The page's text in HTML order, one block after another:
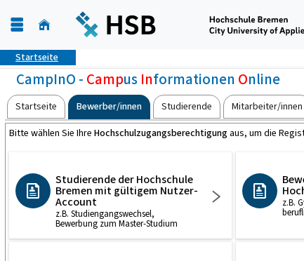
Startseite
CampInO - Campus Informationen Online
Startseite Bewerber/innen Studierende Mitarbeiter/innen
Bitte wählen Sie Ihre Hochschulzugangsberechtigungaus, um die
Studierende der Hochschule
Bremen mit gültigem Nutzer-
Account
z.B. Studiengangswechsel,
Bewerbung zum Master-Studium
z.B.